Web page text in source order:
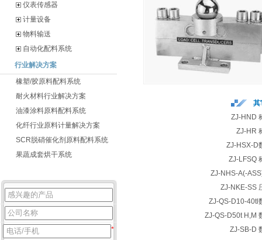
仪表传感器
计量设备
物料输送
自动化配料系统
行业解决方案
橡塑/胶原料配料系统
耐火材料行业解决方案
油漆涂料原料配料系统
化纤行业原料计量解决方案
SCR脱硝催化剂原料配料系统
果蔬成套烘干系统
*
其
ZJ-HND
ZJ-HR
ZJ-HSX-D
ZJ-LFSQ
ZJ-NHS-A(-
ZJ-NKE-SS
ZJ-QS-D10-40tl
ZJ-QS-D50t H,M
ZJ-SB-D